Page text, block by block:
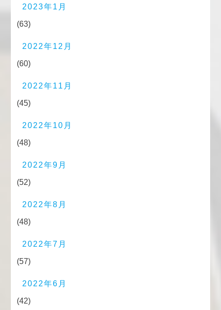
2023年1月
(63)
2022年12月
(60)
2022年11月
(45)
2022年10月
(48)
2022年9月
(52)
2022年8月
(48)
2022年7月
(57)
2022年6月
(42)